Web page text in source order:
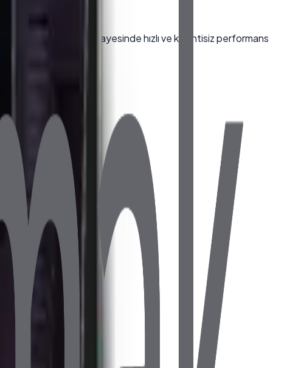
256GB NVMe SSD sayesinde hızlı ve kesintisiz performans